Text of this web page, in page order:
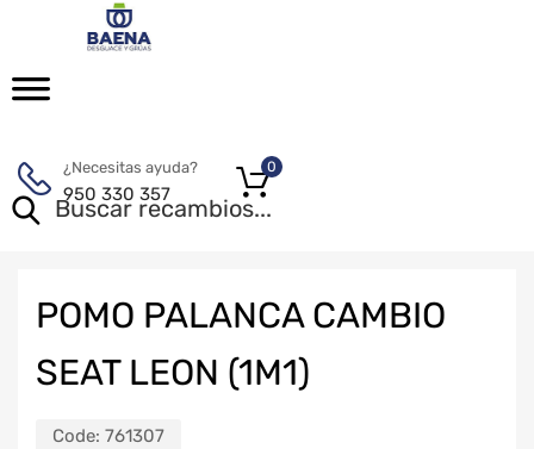
¿Necesitas ayuda?
950 330 357
0
POMO PALANCA CAMBIO
SEAT LEON (1M1)
Code: 761307